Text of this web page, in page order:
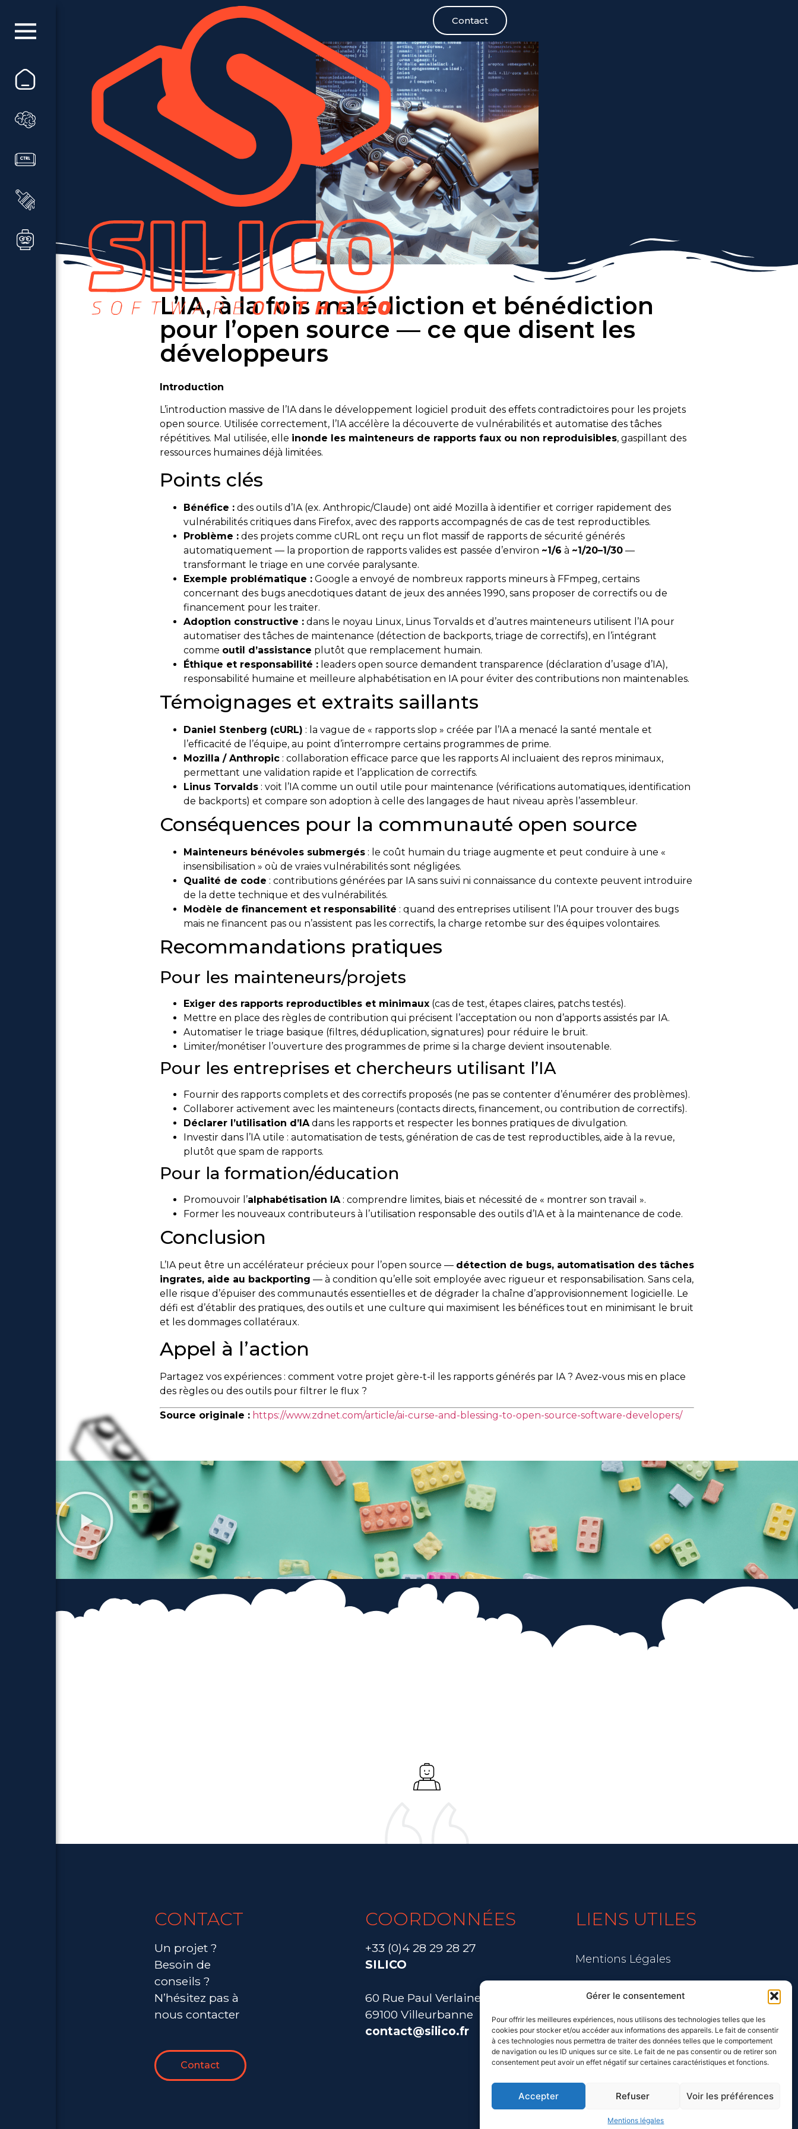
Gérer le consentement
Pour offrir les meilleures expériences, nous utilisons des technologies telles que les
cookies pour stocker et/ou accéder aux informations des appareils. Le fait de consentir
à ces technologies nous permettra de traiter des données telles que le comportement
de navigation ou les ID uniques sur ce site. Le fait de ne pas consentir ou de retirer son
consentement peut avoir un effet négatif sur certaines caractéristiques et fonctions.
Accepter Refuser Voir les préférences
Mentions légales
Contact
L’IA, à la fois malédiction et bénédiction
pour l’open source — ce que disent les
développeurs
Introduction
L’introduction massive de l’IA dans le développement logiciel produit des effets contradictoires pour les projets
open source. Utilisée correctement, l’IA accélère la découverte de vulnérabilités et automatise des tâches
répétitives. Mal utilisée, elle inonde les mainteneurs de rapports faux ou non reproduisibles, gaspillant des
ressources humaines déjà limitées.
Points clés
Bénéfice : des outils d’IA (ex. Anthropic/Claude) ont aidé Mozilla à identifier et corriger rapidement des
vulnérabilités critiques dans Firefox, avec des rapports accompagnés de cas de test reproductibles.
Problème : des projets comme cURL ont reçu un flot massif de rapports de sécurité générés
automatiquement — la proportion de rapports valides est passée d’environ ~1/6 à ~1/20–1/30 —
transformant le triage en une corvée paralysante.
Exemple problématique : Google a envoyé de nombreux rapports mineurs à FFmpeg, certains
concernant des bugs anecdotiques datant de jeux des années 1990, sans proposer de correctifs ou de
financement pour les traiter.
Adoption constructive : dans le noyau Linux, Linus Torvalds et d’autres mainteneurs utilisent l’IA pour
automatiser des tâches de maintenance (détection de backports, triage de correctifs), en l’intégrant
comme outil d’assistance plutôt que remplacement humain.
Éthique et responsabilité : leaders open source demandent transparence (déclaration d’usage d’IA),
responsabilité humaine et meilleure alphabétisation en IA pour éviter des contributions non maintenables.
Témoignages et extraits saillants
Daniel Stenberg (cURL) : la vague de « rapports slop » créée par l’IA a menacé la santé mentale et
l’efficacité de l’équipe, au point d’interrompre certains programmes de prime.
Mozilla / Anthropic : collaboration efficace parce que les rapports AI incluaient des repros minimaux,
permettant une validation rapide et l’application de correctifs.
Linus Torvalds : voit l’IA comme un outil utile pour maintenance (vérifications automatiques, identification
de backports) et compare son adoption à celle des langages de haut niveau après l’assembleur.
Conséquences pour la communauté open source
Mainteneurs bénévoles submergés : le coût humain du triage augmente et peut conduire à une «
insensibilisation » où de vraies vulnérabilités sont négligées.
Qualité de code : contributions générées par IA sans suivi ni connaissance du contexte peuvent introduire
de la dette technique et des vulnérabilités.
Modèle de financement et responsabilité : quand des entreprises utilisent l’IA pour trouver des bugs
mais ne financent pas ou n’assistent pas les correctifs, la charge retombe sur des équipes volontaires.
Recommandations pratiques
Pour les mainteneurs/projets
Exiger des rapports reproductibles et minimaux (cas de test, étapes claires, patchs testés).
Mettre en place des règles de contribution qui précisent l’acceptation ou non d’apports assistés par IA.
Automatiser le triage basique (filtres, déduplication, signatures) pour réduire le bruit.
Limiter/monétiser l’ouverture des programmes de prime si la charge devient insoutenable.
Pour les entreprises et chercheurs utilisant l’IA
Fournir des rapports complets et des correctifs proposés (ne pas se contenter d’énumérer des problèmes).
Collaborer activement avec les mainteneurs (contacts directs, financement, ou contribution de correctifs).
Déclarer l’utilisation d’IA dans les rapports et respecter les bonnes pratiques de divulgation.
Investir dans l’IA utile : automatisation de tests, génération de cas de test reproductibles, aide à la revue,
plutôt que spam de rapports.
Pour la formation/éducation
Promouvoir l’alphabétisation IA : comprendre limites, biais et nécessité de « montrer son travail ».
Former les nouveaux contributeurs à l’utilisation responsable des outils d’IA et à la maintenance de code.
Conclusion
L’IA peut être un accélérateur précieux pour l’open source — détection de bugs, automatisation des tâches
ingrates, aide au backporting — à condition qu’elle soit employée avec rigueur et responsabilisation. Sans cela,
elle risque d’épuiser des communautés essentielles et de dégrader la chaîne d’approvisionnement logicielle. Le
défi est d’établir des pratiques, des outils et une culture qui maximisent les bénéfices tout en minimisant le bruit
et les dommages collatéraux.
Appel à l’action
Partagez vos expériences : comment votre projet gère-t-il les rapports générés par IA ? Avez-vous mis en place
des règles ou des outils pour filtrer le flux ?
Source originale : https://www.zdnet.com/article/ai-curse-and-blessing-to-open-source-software-developers/
CONTACT
Un projet ?
Besoin de
conseils ?
N’hésitez pas à
nous contacter
Contact
COORDONNÉES
+33 (0)4 28 29 28 27
SILICO
60 Rue Paul Verlaine
69100 Villeurbanne
contact@silico.fr
LIENS UTILES
Mentions Légales